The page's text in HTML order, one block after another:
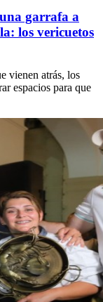
garrafa a
los vericuetos
vienen atrás, los
espacios para que